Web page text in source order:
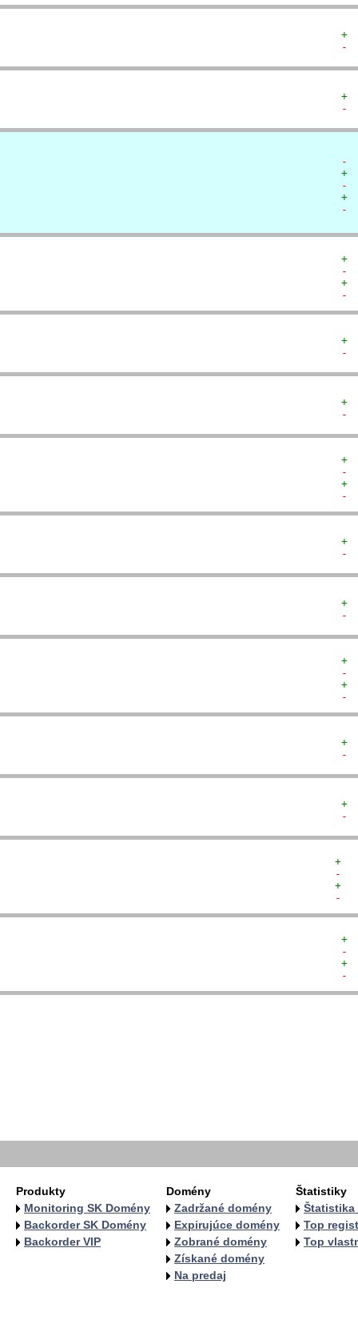
+
-
+
-
-
+
-
+
-
+
-
+
-
+
-
+
-
+
-
+
-
+
-
+
-
+
-
+
-
+
-
+
-
+
-
+
-
+
-
+
-
Produkty
Monitoring SK Domény
Backorder SK Domény
Backorder VIP
Domény
Zadržané domény
Expirujúce domény
Zobrané domény
Získané domény
Na predaj
Štatistiky
Štatistika
Top
Top